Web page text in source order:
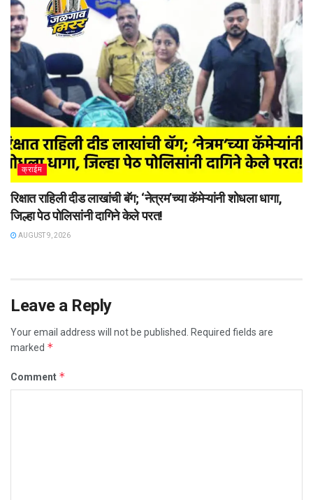
क्राईम
रिक्षात राहिली दीड लाखांची बॅग; ‘नेत्रम’च्या कॅमेऱ्यांनी शोधला धागा,
जिल्हा पेठ पोलिसांनी दागिने केले परत!
AUGUST 9, 2026
Leave a Reply
Your email address will not be published.
Required fields are
marked *
Comment *